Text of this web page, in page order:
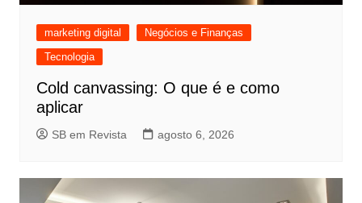
marketing digital
Negócios e Finanças
Tecnologia
Cold canvassing: O que é e como
aplicar
SB em Revista agosto 6, 2026